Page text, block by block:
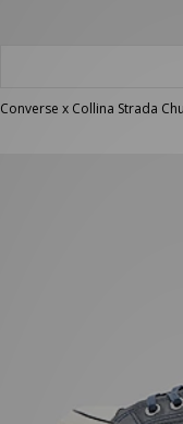
Converse x Collina Strada